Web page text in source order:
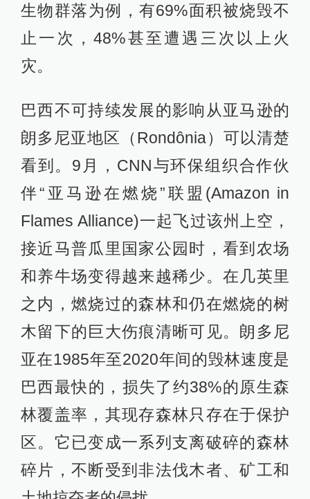
生物群落为例，有69%面积被烧毁不
止一次，48%甚至遭遇三次以上火
灾。
巴西不可持续发展的影响从亚马逊的
朗多尼亚地区（Rondônia）可以清楚
看到。9月，CNN与环保组织合作伙
伴“亚马逊在燃烧”联盟(Amazon in
Flames Alliance)一起飞过该州上空，
接近马普瓜里国家公园时，看到农场
和养牛场变得越来越稀少。在几英里
之内，燃烧过的森林和仍在燃烧的树
木留下的巨大伤痕清晰可见。朗多尼
亚在1985年至2020年间的毁林速度是
巴西最快的，损失了约38%的原生森
林覆盖率，其现存森林只存在于保护
区。它已变成一系列支离破碎的森林
碎片，不断受到非法伐木者、矿工和